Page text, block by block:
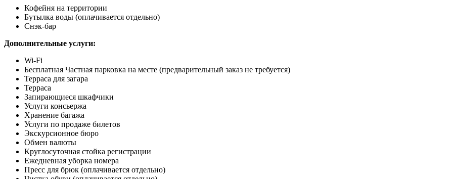
Кофейня на территории
Бутылка воды (оплачивается отдельно)
Снэк-бар
Дополнительные услуги:
Wi-Fi
Бесплатная Частная парковка на месте (предварительный заказ не требуется)
Терраса для загара
Терраса
Запирающиеся шкафчики
Услуги консьержа
Хранение багажа
Услуги по продаже билетов
Экскурсионное бюро
Обмен валюты
Круглосуточная стойка регистрации
Ежедневная уборка номера
Пресс для брюк (оплачивается отдельно)